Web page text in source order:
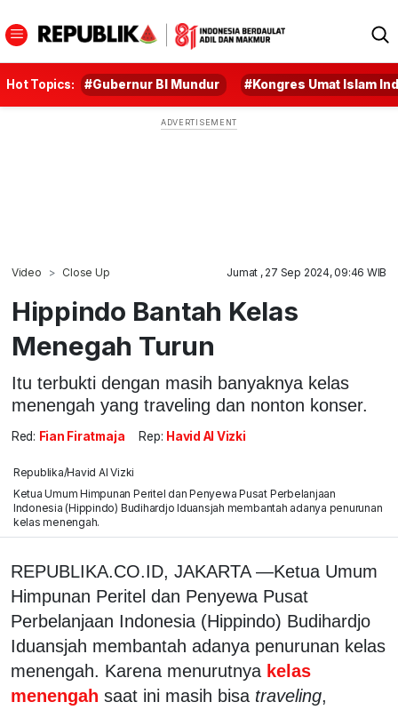
Hot Topics: #Gubernur BI Mundur #Kongres Umat Islam
Video Close Up Jumat , 27 Sep 2024, 09:46 WIB
Hippindo Bantah Kelas
Menegah Turun
Itu terbukti dengan masih banyaknya kelas
menengah yang traveling dan nonton konser.
Red: Fian Firatmaja Rep: Havid Al Vizki
Republika/Havid Al Vizki
Ketua Umum Himpunan Peritel dan Penyewa Pusat Perbelanjaan
Indonesia (Hippindo) Budihardjo Iduansjah membantah adanya penurunan
kelas menengah.
REPUBLIKA.CO.ID, JAKARTA —Ketua Umum
Himpunan Peritel dan Penyewa Pusat
Perbelanjaan Indonesia (Hippindo) Budihardjo
Iduansjah membantah adanya penurunan kelas
menengah. Karena menurutnya kelas
menengah saat ini masih bisa traveling,